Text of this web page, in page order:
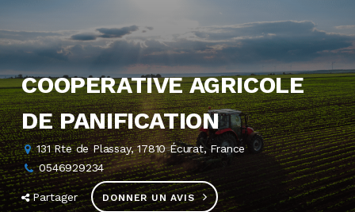
COOPERATIVE AGRICOLE
DE PANIFICATION
131 Rte de Plassay, 17810 Écurat, France
0546929234
Partager DONNER UN AVIS